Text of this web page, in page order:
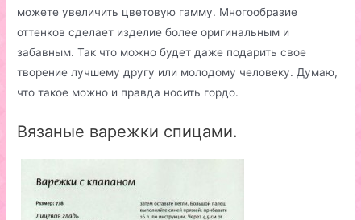
можете увеличить цветовую гамму. Многообразие
оттенков сделает изделие более оригинальным и
забавным. Так что можно будет даже подарить свое
творение лучшему другу или молодому человеку. Думаю,
что такое можно и правда носить гордо.
Вязаные варежки спицами.